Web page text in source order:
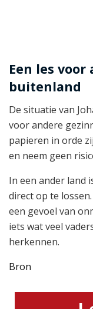
Een les
buitenland
De situatie van
voor andere
papieren in orde
en neem geen
In een ander land
direct op te
een gevoel van
iets wat veel
herkennen.
Bron